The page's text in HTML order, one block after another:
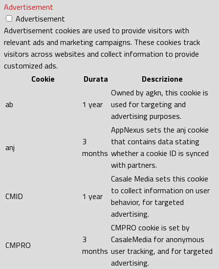
Advertisement
Advertisement
Advertisement cookies are used to provide visitors with
relevant ads and marketing campaigns. These cookies track
visitors across websites and collect information to provide
customized ads.
Cookie
Durata Descrizione
ab 1 year
Owned by agkn, this cookie is
used for targeting and
advertising purposes.
anj
3
months
AppNexus sets the anj cookie
that contains data stating
whether a cookie ID is synced
with partners.
CMID 1 year
Casale Media sets this cookie
to collect information on user
behavior, for targeted
advertising.
CMPRO
3
months
CMPRO cookie is set by
CasaleMedia for anonymous
user tracking, and for targeted
advertising.